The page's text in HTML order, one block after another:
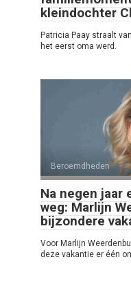
kleindochter
Patricia Paay straalt
het eerst oma werd.
Beroemdheden
Na negen jaar
weg: Marlijn
bijzondere
Voor Marlijn
deze vakantie er één